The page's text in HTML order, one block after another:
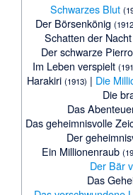
Schwarzes Blut
Der Börsenkönig
Schatten der Nacht
Der schwarze
Im Leben verspielt
Harakiri (1913) | Die
Die
Das
Das geheimnisvolle
Der
Ein Millionenraub
Der Bär
Das